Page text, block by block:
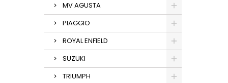
MV AGUSTA
PIAGGIO
ROYAL ENFIELD
SUZUKI
TRIUMPH